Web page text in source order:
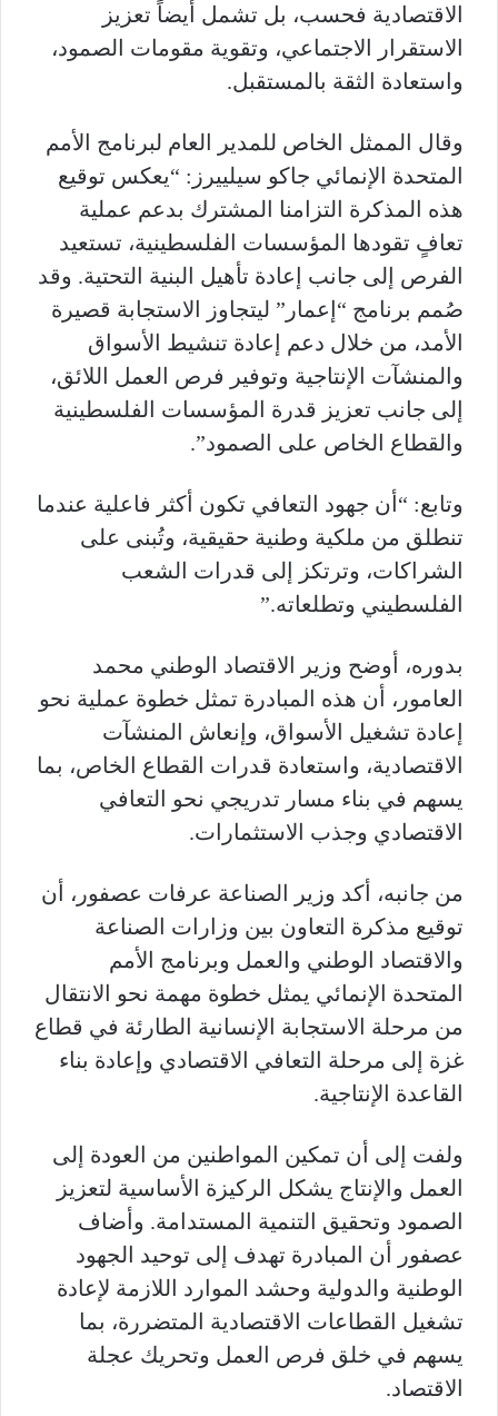
الاقتصادية فحسب، بل تشمل أيضاً تعزيز
الاستقرار الاجتماعي، وتقوية مقومات الصمود،
واستعادة الثقة بالمستقبل.
وقال الممثل الخاص للمدير العام لبرنامج الأمم
المتحدة الإنمائي جاكو سيلييرز: “يعكس توقيع
هذه المذكرة التزامنا المشترك بدعم عملية
تعافٍ تقودها المؤسسات الفلسطينية، تستعيد
الفرص إلى جانب إعادة تأهيل البنية التحتية. وقد
صُمم برنامج “إعمار” ليتجاوز الاستجابة قصيرة
الأمد، من خلال دعم إعادة تنشيط الأسواق
والمنشآت الإنتاجية وتوفير فرص العمل اللائق،
إلى جانب تعزيز قدرة المؤسسات الفلسطينية
والقطاع الخاص على الصمود”.
وتابع: “أن جهود التعافي تكون أكثر فاعلية عندما
تنطلق من ملكية وطنية حقيقية، وتُبنى على
الشراكات، وترتكز إلى قدرات الشعب
الفلسطيني وتطلعاته.”
بدوره، أوضح وزير الاقتصاد الوطني محمد
العامور، أن هذه المبادرة تمثل خطوة عملية نحو
إعادة تشغيل الأسواق، وإنعاش المنشآت
الاقتصادية، واستعادة قدرات القطاع الخاص، بما
يسهم في بناء مسار تدريجي نحو التعافي
الاقتصادي وجذب الاستثمارات.
من جانبه، أكد وزير الصناعة عرفات عصفور، أن
توقيع مذكرة التعاون بين وزارات الصناعة
والاقتصاد الوطني والعمل وبرنامج الأمم
المتحدة الإنمائي يمثل خطوة مهمة نحو الانتقال
من مرحلة الاستجابة الإنسانية الطارئة في قطاع
غزة إلى مرحلة التعافي الاقتصادي وإعادة بناء
القاعدة الإنتاجية.
ولفت إلى أن تمكين المواطنين من العودة إلى
العمل والإنتاج يشكل الركيزة الأساسية لتعزيز
الصمود وتحقيق التنمية المستدامة. وأضاف
عصفور أن المبادرة تهدف إلى توحيد الجهود
الوطنية والدولية وحشد الموارد اللازمة لإعادة
تشغيل القطاعات الاقتصادية المتضررة، بما
يسهم في خلق فرص العمل وتحريك عجلة
الاقتصاد.